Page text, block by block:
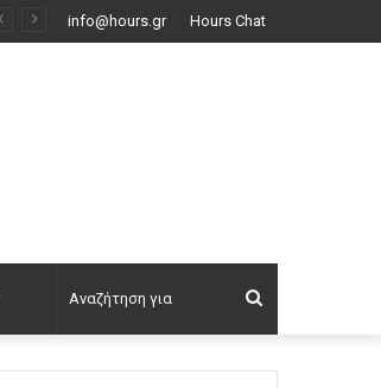
info@hours.gr Hours Chat
για